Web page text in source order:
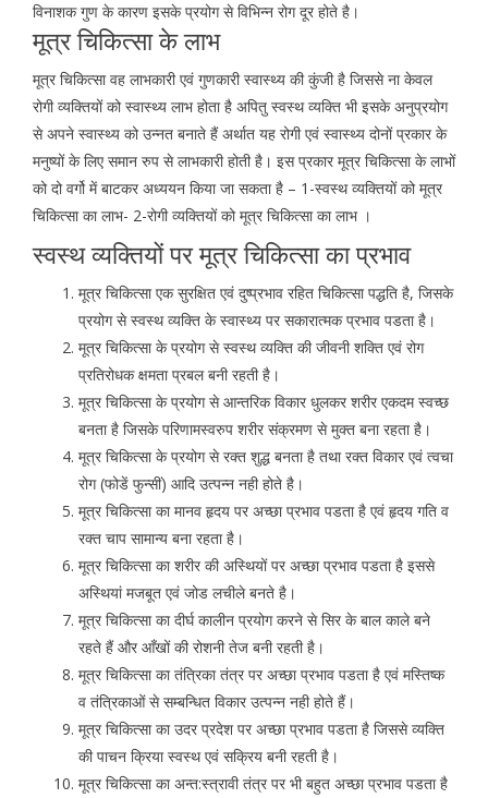
विनाशक गुण के कारण इसके प्रयोग से विभिन्न रोग दूर होते है।
मूत्र चिकित्सा के लाभ
मूत्र चिकित्सा वह लाभकारी एवं गुणकारी स्वास्थ्य की कुंजी है जिससे ना केवल
रोगी व्यक्तियों को स्वास्थ्य लाभ होता है अपितु स्वस्थ व्यक्ति भी इसके अनुप्रयोग
से अपने स्वास्थ्य को उन्नत बनाते हैं अर्थात यह रोगी एवं स्वास्थ्य दोनों प्रकार के
मनुष्यों के लिए समान रुप से लाभकारी होती है। इस प्रकार मूत्र चिकित्सा के लाभों
को दो वर्गो में बाटकर अध्ययन किया जा सकता है – 1-स्वस्थ व्यक्तियों को मूत्र
चिकित्सा का लाभ- 2-रोगी व्यक्तियों को मूत्र चिकित्सा का लाभ ।
स्वस्थ व्यक्तियों पर मूत्र चिकित्सा का प्रभाव
मूत्र चिकित्सा एक सुरक्षित एवं दुष्प्रभाव रहित चिकित्सा पद्धति है, जिसके
प्रयोग से स्वस्थ व्यक्ति के स्वास्थ्य पर सकारात्मक प्रभाव पडता है।
मूत्र चिकित्सा के प्रयोग से स्वस्थ व्यक्ति की जीवनी शक्ति एवं रोग
प्रतिरोधक क्षमता प्रबल बनी रहती है।
मूत्र चिकित्सा के प्रयोग से आन्तरिक विकार धुलकर शरीर एकदम स्वच्छ
बनता है जिसके परिणामस्वरुप शरीर संक्रमण से मुक्त बना रहता है।
मूत्र चिकित्सा के प्रयोग से रक्त शुद्ध बनता है तथा रक्त विकार एवं त्वचा
रोग (फोडें फुन्सीं) आदि उत्पन्न नही होते है।
मूत्र चिकित्सा का मानव हृदय पर अच्छा प्रभाव पडता है एवं हृदय गति व
रक्त चाप सामान्य बना रहता है।
मूत्र चिकित्सा का शरीर की अस्थियों पर अच्छा प्रभाव पडता है इससे
अस्थियां मजबूत एवं जोड लचीले बनते है।
मूत्र चिकित्सा का दीर्घ कालीन प्रयोग करने से सिर के बाल काले बने
रहते हैं और आँखों की रोशनी तेज बनी रहती है।
मूत्र चिकित्सा का तंत्रिका तंत्र पर अच्छा प्रभाव पडता है एवं मस्तिष्क
व तंत्रिकाओं से सम्बन्धित विकार उत्पन्न नही होते हैं।
मूत्र चिकित्सा का उदर प्रदेश पर अच्छा प्रभाव पडता है जिससे व्यक्ति
की पाचन क्रिया स्वस्थ एवं सक्रिय बनी रहती है।
मूत्र चिकित्सा का अन्त:स्त्रावी तंत्र पर भी बहुत अच्छा प्रभाव पडता है